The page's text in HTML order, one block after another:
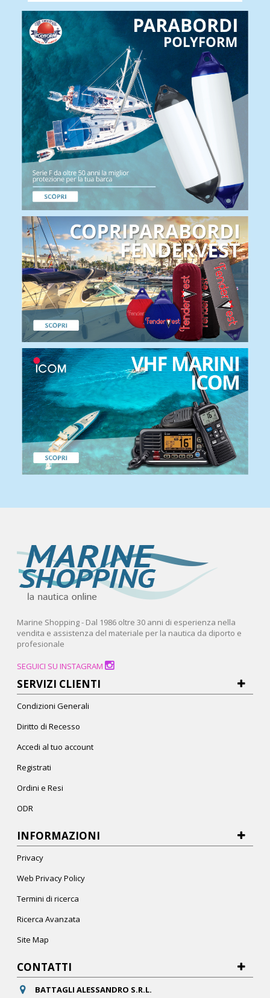
Marine Shopping - Dal 1986 oltre 30 anni di esperienza nella
vendita e assistenza del materiale per la nautica da diporto e
profesionale
SEGUICI SU INSTAGRAM
SERVIZI CLIENTI
Condizioni Generali
Diritto di Recesso
Accedi al tuo account
Registrati
Ordini e Resi
ODR
INFORMAZIONI
Privacy
Web Privacy Policy
Termini di ricerca
Ricerca Avanzata
Site Map
CONTATTI
BATTAGLI ALESSANDRO S.R.L.